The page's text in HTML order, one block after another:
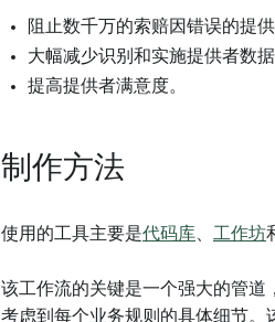
阻止数千万的索赔因错误的提
大幅减少识别和实施提供者数
提高提供者满意度。
制作方法
使用的工具主要是代码库 工作坊
该工作流的关键是一个强大的管
考虑到每个业务规则的具体细节。